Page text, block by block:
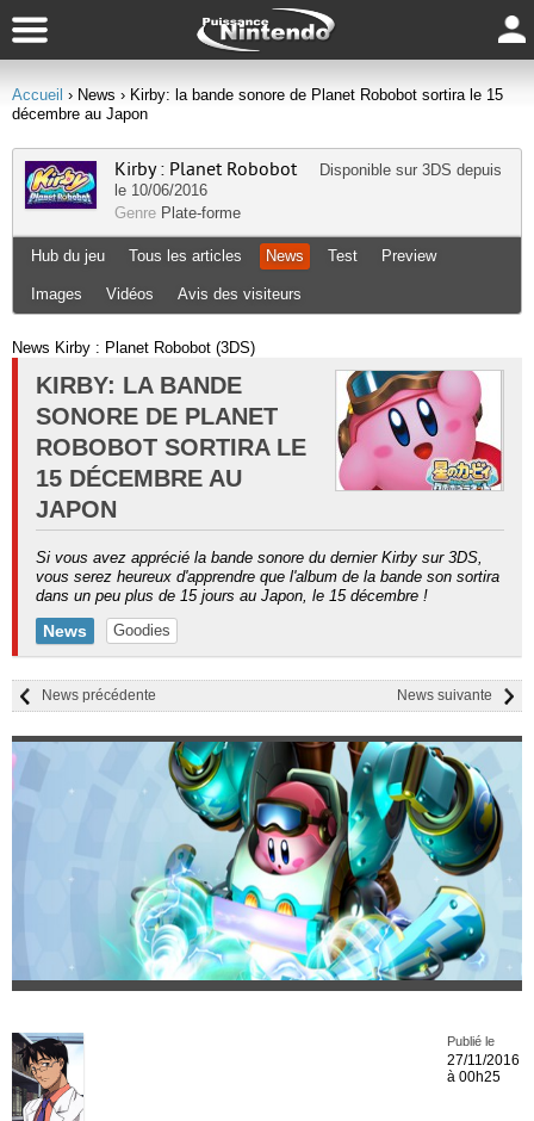
Accueil › News › Kirby: la bande sonore de Planet Robobot sortira le 15
décembre au Japon
Kirby : Planet Robobot Disponible sur 3DS depuis
le 10/06/2016
Genre Plate-forme
Hub du jeu Tous les articles News Test Preview
Images Vidéos Avis des visiteurs
News Kirby : Planet Robobot (3DS)
KIRBY: LA BANDE
SONORE DE PLANET
ROBOBOT SORTIRA LE
15 DÉCEMBRE AU
JAPON
Si vous avez apprécié la bande sonore du dernier Kirby sur 3DS,
vous serez heureux d'apprendre que l'album de la bande son sortira
dans un peu plus de 15 jours au Japon, le 15 décembre !
News Goodies
News suivante
News précédente
Publié le
27/11/2016
à 00h25